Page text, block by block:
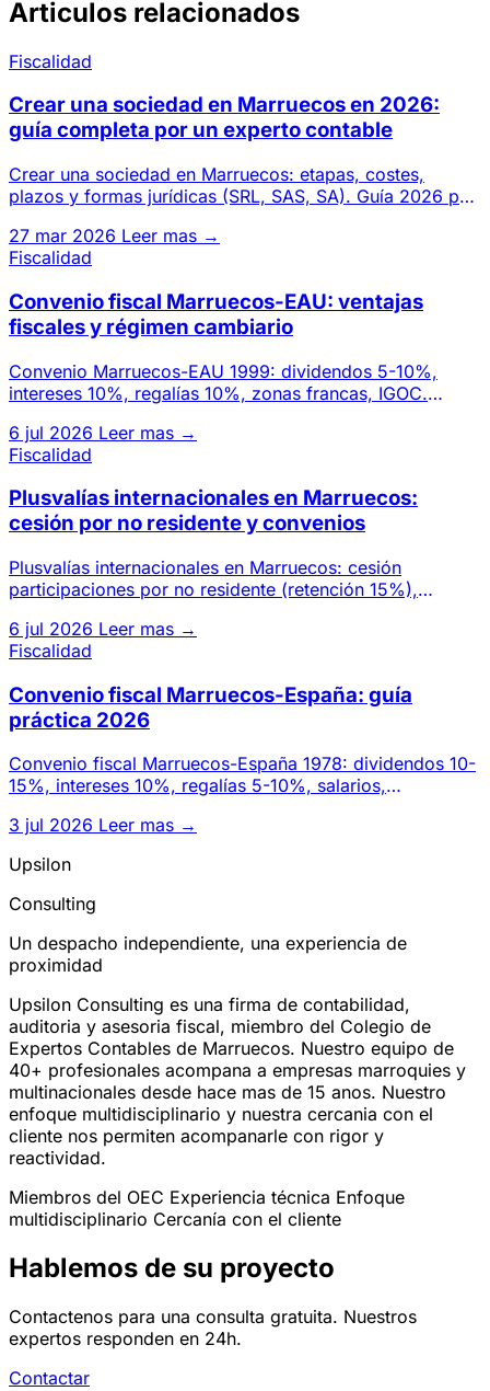
Articulos relacionados
Fiscalidad
Crear una sociedad en Marruecos en 2026:
guía completa por un experto contable
Crear una sociedad en Marruecos: etapas, costes,
plazos y formas jurídicas (SRL, SAS, SA). Guía 2026 por
27 mar 2026 Leer mas →
Fiscalidad
Convenio fiscal Marruecos-EAU: ventajas
fiscales y régimen cambiario
Convenio Marruecos-EAU 1999: dividendos 5-10%,
intereses 10%, regalías 10%, zonas francas, IGOC.
6 jul 2026 Leer mas →
Fiscalidad
Plusvalías internacionales en Marruecos:
cesión por no residente y convenios
Plusvalías internacionales en Marruecos: cesión
participaciones por no residente (retención 15%),
6 jul 2026 Leer mas →
Fiscalidad
Convenio fiscal Marruecos-España: guía
práctica 2026
Convenio fiscal Marruecos-España 1978: dividendos 10-
15%, intereses 10%, regalías 5-10%, salarios,
3 jul 2026 Leer mas →
Upsilon
Consulting
Un despacho independiente, una experiencia de
proximidad
Upsilon Consulting es una firma de contabilidad,
auditoria y asesoria fiscal, miembro del Colegio de
Expertos Contables de Marruecos. Nuestro equipo de
40+ profesionales acompana a empresas marroquies y
multinacionales desde hace mas de 15 anos. Nuestro
enfoque multidisciplinario y nuestra cercania con el
cliente nos permiten acompanarle con rigor y
reactividad.
Miembros del OEC Experiencia técnica Enfoque
multidisciplinario Cercanía con el cliente
Hablemos de su proyecto
Contactenos para una consulta gratuita. Nuestros
expertos responden en 24h.
Contactar